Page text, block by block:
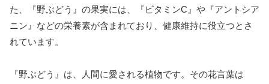
た、『野ぶどう』の果実には、『ビタミンC』や『アントシア
ニン』などの栄養素が含まれており、健康維持に役立つとさ
れています。
『野ぶどう』は、人間に愛される植物です。その花言葉は